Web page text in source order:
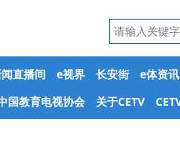
直播间 e视界 长安街 e体资讯
国教育电视协会 关于CETV